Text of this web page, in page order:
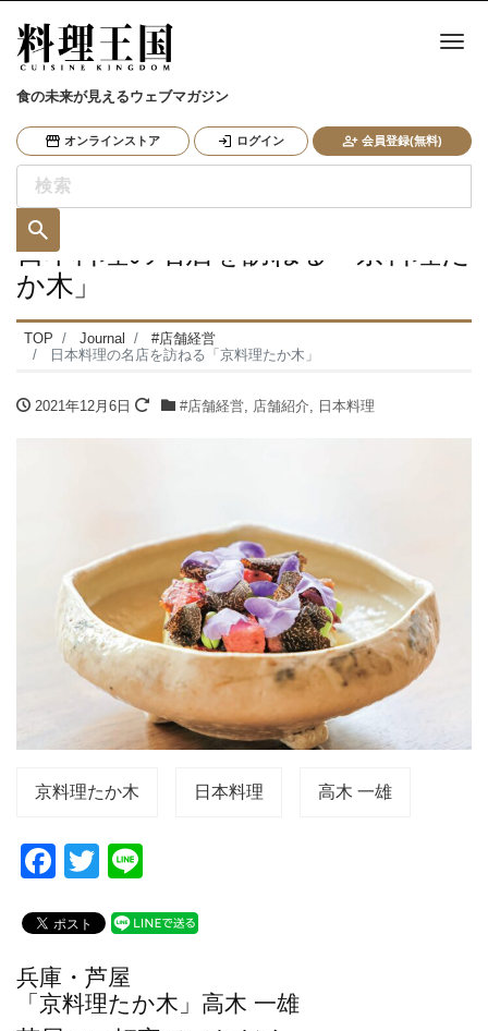
食の未来が見えるウェブマガジン
オンラインストア ログイン 会員登録(無料)
ナ
日本料理の名店を訪ねる「京料理た
か木」
TOP Journal
#店舗経営
日本料理の名店を訪ねる「京料理たか木」
2021年12月6日 #店舗経営, 店舗紹介, 日本料理
京料理たか木 日本料理 高木 一雄
F
c
e
b
T
tt
er
e
兵庫・芦屋
「京料理たか木」高木 一雄